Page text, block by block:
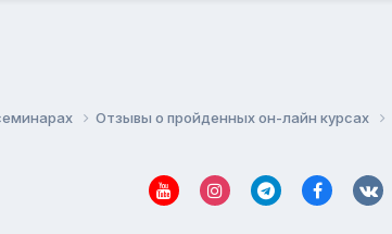
Отзывы о пройденных он-лайн курсах